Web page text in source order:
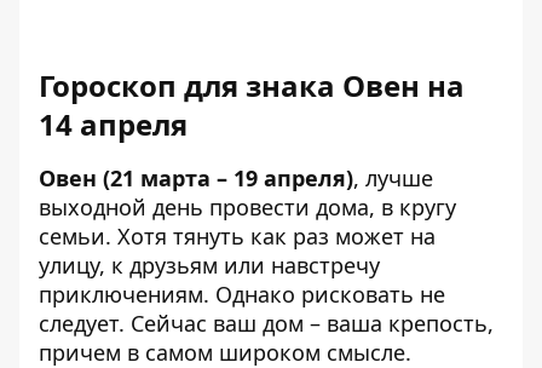
Гороскоп для знака Овен на
14 апреля
Овен (21 марта – 19 апреля), лучше
выходной день провести дома, в кругу
семьи. Хотя тянуть как раз может на
улицу, к друзьям или навстречу
приключениям. Однако рисковать не
следует. Сейчас ваш дом – ваша крепость,
причем в самом широком смысле.